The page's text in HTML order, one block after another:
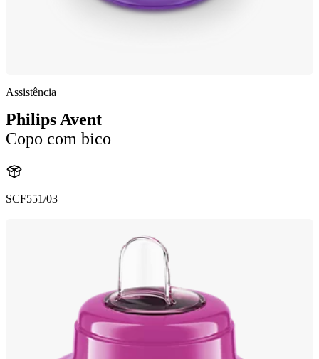
Assistência
Philips Avent
Copo com bico
SCF551/03